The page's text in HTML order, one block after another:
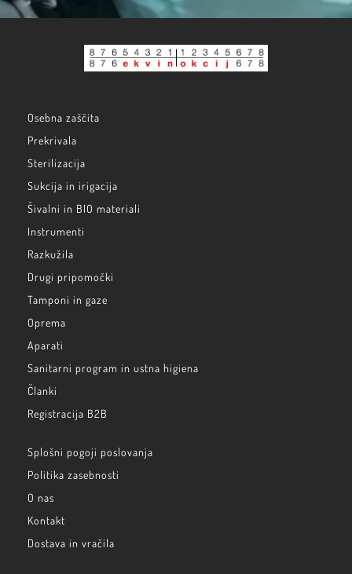
Osebna zaščita
Prekrivala
Sterilizacija
Sukcija in irigacija
Šivalni in BIO materiali
Instrumenti
Razkužila
Drugi pripomočki
Tamponi in gaze
Oprema
Aparati
Sanitarni program in ustna higiena
Članki
Registracija B2B
Splošni pogoji poslovanja
Politika zasebnosti
O nas
Kontakt
Dostava in vračila